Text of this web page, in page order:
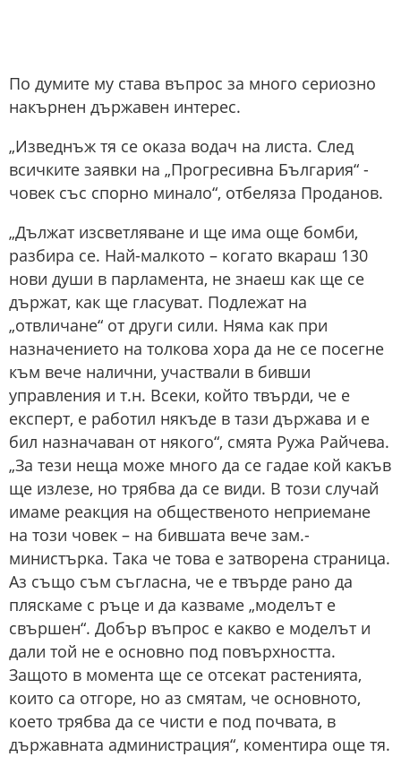
По думите му става въпрос за много сериозно
накърнен държавен интерес.
„Изведнъж тя се оказа водач на листа. След
всичките заявки на „Прогресивна България“ -
човек със спорно минало“, отбеляза Проданов.
„Дължат изсветляване и ще има още бомби,
разбира се. Най-малкото – когато вкараш 130
нови души в парламента, не знаеш как ще се
държат, как ще гласуват. Подлежат на
„отвличане“ от други сили. Няма как при
назначението на толкова хора да не се посегне
към вече налични, участвали в бивши
управления и т.н. Всеки, който твърди, че е
експерт, е работил някъде в тази държава и е
бил назначаван от някого“, смята Ружа Райчева.
„За тези неща може много да се гадае кой какъв
ще излезе, но трябва да се види. В този случай
имаме реакция на общественото неприемане
на този човек – на бившата вече зам.-
министърка. Така че това е затворена страница.
Аз също съм съгласна, че е твърде рано да
пляскаме с ръце и да казваме „моделът е
свършен“. Добър въпрос е какво е моделът и
дали той не е основно под повърхността.
Защото в момента ще се отсекат растенията,
които са отгоре, но аз смятам, че основното,
което трябва да се чисти е под почвата, в
държавната администрация“, коментира още тя.